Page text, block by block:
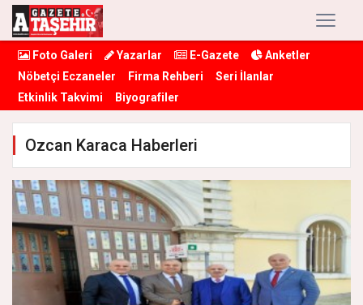
Foto Galeri Yazarlar E-Gazete
Anketler
Nöbetçi Eczaneler
Firma Rehberi
Seri İlanlar
Etkinlik Takvimi
Biyografiler
Ozcan Karaca Haberleri